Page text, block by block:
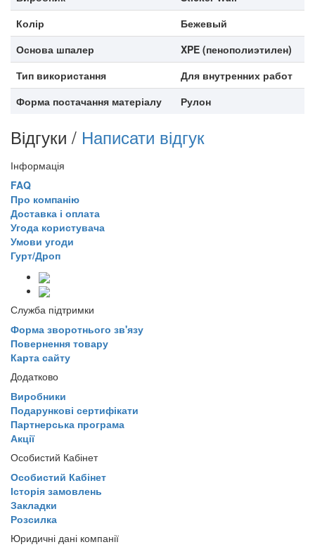
Колір
Бежевый
Основа шпалер
XPE (пенополиэтилен)
Тип використання
Для внутренних работ
Форма постачання матеріалу
Рулон
Відгуки / Написати відгук
Інформація
FAQ
Про компанію
Доставка і оплата
Угода користувача
Умови угоди
Гурт/Дроп
Служба підтримки
Форма зворотнього зв'язу
Повернення товару
Карта сайту
Додатково
Виробники
Подарункові сертифікати
Партнерська програма
Акції
Особистий Кабінет
Особистий Кабінет
Історія замовлень
Закладки
Розсилка
Юридичні дані компанії